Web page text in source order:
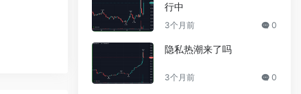
行中
3个月前 0
隐私热潮来了吗
3个月前 0